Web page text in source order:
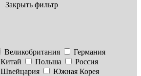
Закрыть фильтр
Великобритания
Германия
Китай Польша
Россия
Швейцария
Южная Корея